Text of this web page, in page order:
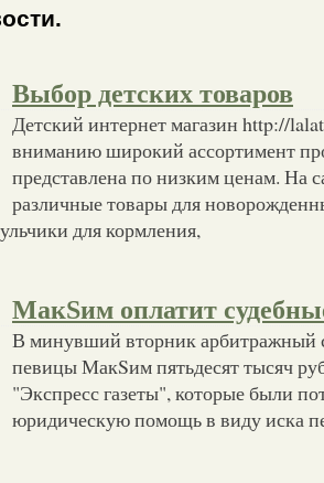
Выбор детских товаров
Детский интернет магазин http://
вниманию широкий ассортимент
представлена по низким ценам. На
различные товары для
для кормления,
МакSим оплатит
В минувший вторник арбитражный
певицы МакSим пятьдесят тысяч
"Экспресс газеты", которые были
юридическую помощь в виду иска